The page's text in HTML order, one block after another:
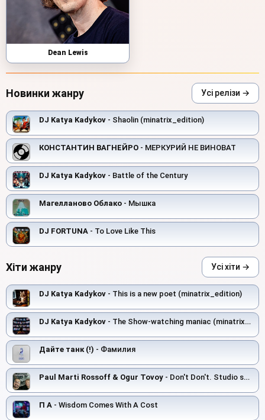
Dean Lewis
Новинки жанру Усі релізи →
DJ Katya Kadykov - Shaolin (minatrix_edition)
КОНСТАНТИН ВАГНЕЙРО - МЕРКУРИЙ НЕ ВИНОВАТ
DJ Katya Kadykov - Battle of the Century
Магелланово Облако - Мышка
DJ FORTUNA - To Love Like This
Хіти жанру Усі хіти →
DJ Katya Kadykov - This is a new poet (minatrix_edition)
DJ Katya Kadykov - The Show‑watching maniac (minatrix_edition)
Дайте танк (!) - Фамилия
Paul Marti Rossoff & Ogur Tovoy - Don't Don't. Studio scratch demo 1997
П А - Wisdom Comes With A Cost